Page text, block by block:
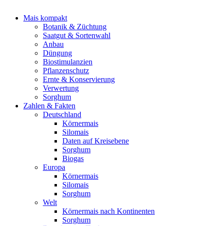
Mais kompakt
Botanik & Züchtung
Saatgut & Sortenwahl
Anbau
Düngung
Biostimulanzien
Pflanzenschutz
Ernte & Konservierung
Verwertung
Sorghum
Zahlen & Fakten
Deutschland
Körnermais
Silomais
Daten auf Kreisebene
Sorghum
Biogas
Europa
Körnermais
Silomais
Sorghum
Welt
Körnermais nach Kontinenten
Sorghum